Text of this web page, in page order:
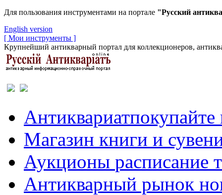
Для пользования инструментами на портале "Русский
English version
[ Мои инструменты ]
Крупнейший антикварный портал для коллекционеров,
Антиквариатпокупайте
Магазин книги и
Аукционы расписание
Антикварный рынок